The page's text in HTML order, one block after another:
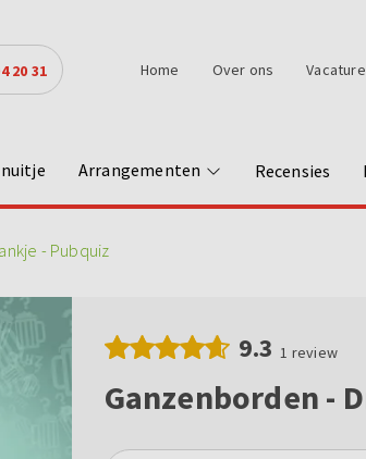
20 31 Home Over ons
Arrangementen Recensies
- Pubquiz
9.3 1 review
Ganzenborden -